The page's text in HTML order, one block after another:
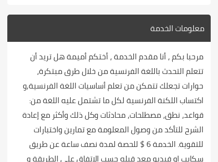
معلومات الخدمة
مرحبا بكم ، أنا مقدم الخدمة ، أختكم أميمة هل تريد أن
تتعلم التحدث باللغة الفرنسية من خلال طرق مبتكرة،
حوارات تجعلك تتمكن من تعلم أساسيات اللغة الفرنسية,و
اكتساب اللكنة الفرنسية لكل ما تشتمل عليه اللغة من:
قواعد، نطق، مصطلحات، محادثات وكل ذلك وأكثر مع إعادة
الشرح للتأكد من وصول المعلومة مع تمارين واختبارات
للتقوية. الخدمة 6 $ للحصة لمدة نصف ساعة عن طريق
سكايب او فيديو معد قبله حسب الاتفاق على الطريقة و